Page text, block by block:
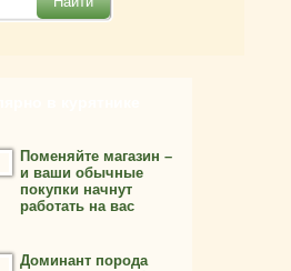
Поменяйте магазин –
и ваши обычные
покупки начнут
работать на вас
Доминант порода